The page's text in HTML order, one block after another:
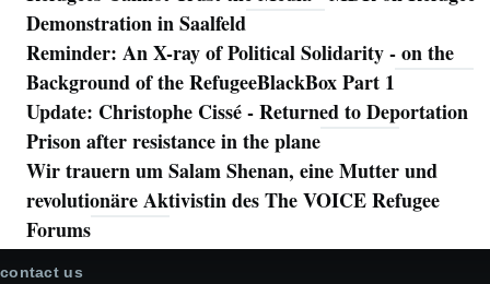
Demonstration in Saalfeld
Reminder: An X-ray of Political Solidarity - on the
Background of the RefugeeBlackBox Part 1
Update: Christophe Cissé - Returned to Deportation
Prison after resistance in the plane
Wir trauern um Salam Shenan, eine Mutter und
revolutionäre Aktivistin des The VOICE Refugee
Forums
contact us